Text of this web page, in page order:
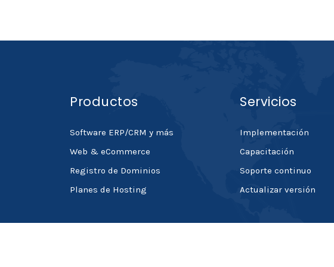
Productos
Software ERP/CRM y más
Web & eCommerce
Registro de Dominios
Planes de Hosting
Servicios
Implementación
Capacitación
Soporte continuo
Actualizar versión